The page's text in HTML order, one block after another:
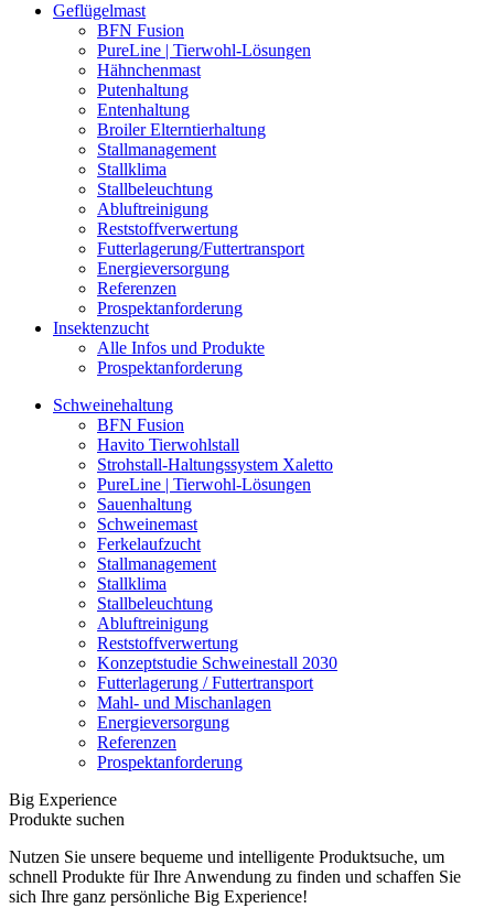
Geflügelmast
BFN Fusion
PureLine | Tierwohl-Lösungen
Hähnchenmast
Putenhaltung
Entenhaltung
Broiler Elterntierhaltung
Stallmanagement
Stallklima
Stallbeleuchtung
Abluftreinigung
Reststoffverwertung
Futterlagerung/Futtertransport
Energieversorgung
Referenzen
Prospektanforderung
Insektenzucht
Alle Infos und Produkte
Prospektanforderung
Schweinehaltung
BFN Fusion
Havito Tierwohlstall
Strohstall-Haltungssystem Xaletto
PureLine | Tierwohl-Lösungen
Sauenhaltung
Schweinemast
Ferkelaufzucht
Stallmanagement
Stallklima
Stallbeleuchtung
Abluftreinigung
Reststoffverwertung
Konzeptstudie Schweinestall 2030
Futterlagerung / Futtertransport
Mahl- und Mischanlagen
Energieversorgung
Referenzen
Prospektanforderung
Big Experience
Produkte suchen
Nutzen Sie unsere bequeme und intelligente Produktsuche, um
schnell Produkte für Ihre Anwendung zu finden und schaffen Sie
sich Ihre ganz persönliche Big Experience!